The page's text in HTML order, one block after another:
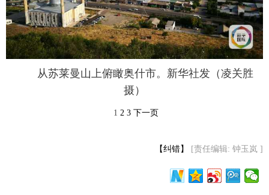
从苏莱曼山上俯瞰奥什市。新华社发（凌关胜
摄）
1 2 3 下一页
【纠错】 [责任编辑: 钟玉岚 ]